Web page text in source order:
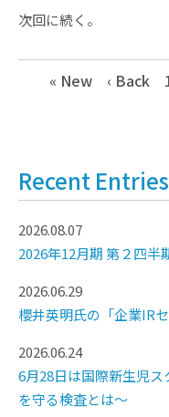
次回に続く。
« New ‹ Back
Recent Entries
2026.08.07
2026年12月期 第２四半
2026.06.29
櫻井英明氏の「企業IR
2026.06.24
6月28日は国際新生児
を守る検査とは～